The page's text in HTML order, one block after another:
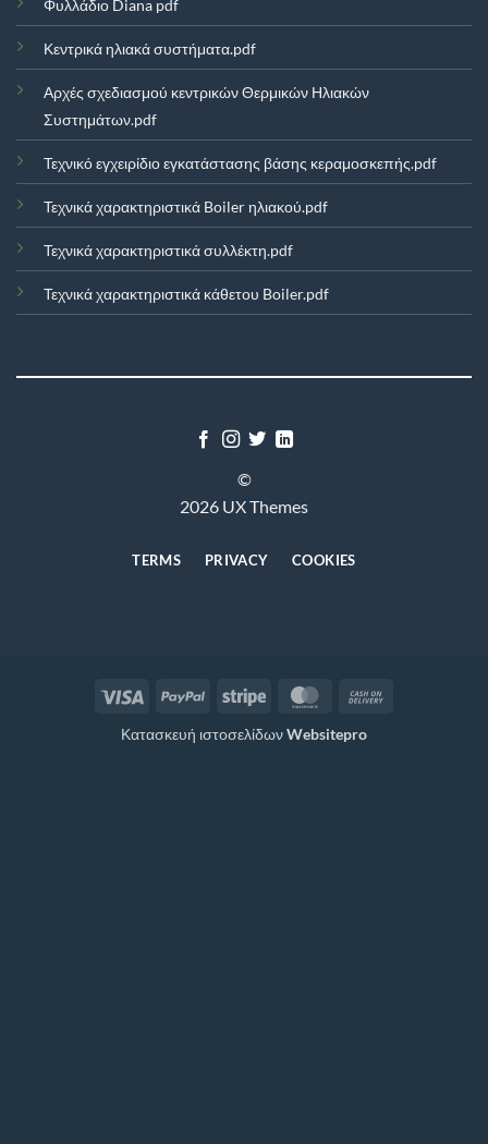
Φυλλάδιο Diana pdf
Κεντρικά ηλιακά συστήματα.pdf
Αρχές σχεδιασμού κεντρικών Θερμικών Ηλιακών
Συστημάτων.pdf
Τεχνικό εγχειρίδιο εγκατάστασης βάσης κεραμοσκεπής.pdf
Τεχνικά χαρακτηριστικά Boiler ηλιακού.pdf
Τεχνικά χαρακτηριστικά συλλέκτη.pdf
Τεχνικά χαρακτηριστικά κάθετου Boiler.pdf
©
2026 UX Themes
TERMS PRIVACY COOKIES
Visa PayPal Stripe MasterCard
Κατασκευή ιστοσελίδωνWebsitepro